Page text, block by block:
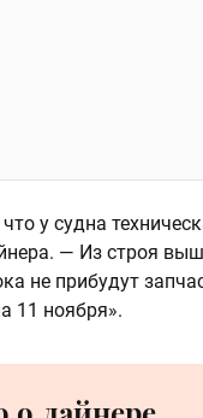
у судна
— Из строя
не прибудут
11 ноября».